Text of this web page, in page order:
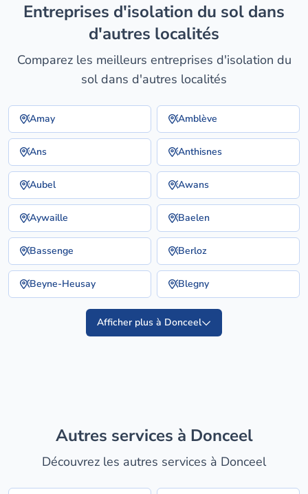
entreprises d'isolation du sol dans
d'autres localités
Comparez les meilleurs entreprises d'isolation du
sol dans d'autres localités
Amay Amblève
Ans Anthisnes
Aubel Awans
Aywaille Baelen
Bassenge Berloz
Beyne-Heusay Blegny
Afficher plus à Donceel
Autres services à Donceel
Découvrez les autres services à Donceel